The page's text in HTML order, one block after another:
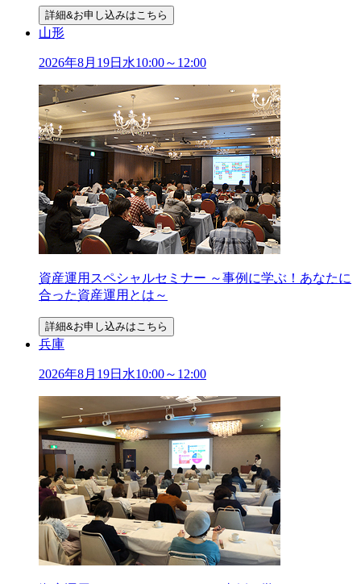
詳細&お申し込みはこちら
山形
2026年8月 19日 水10:00～12:00
資産運用スペシャルセミナー ～事例に学ぶ！あなたに
合った資産運用とは～
詳細&お申し込みはこちら
兵庫
2026年8月 19日 水10:00～12:00